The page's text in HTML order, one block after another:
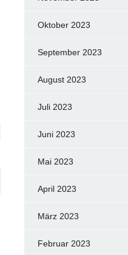
Oktober 2023
September 2023
August 2023
Juli 2023
Juni 2023
Mai 2023
April 2023
März 2023
Februar 2023